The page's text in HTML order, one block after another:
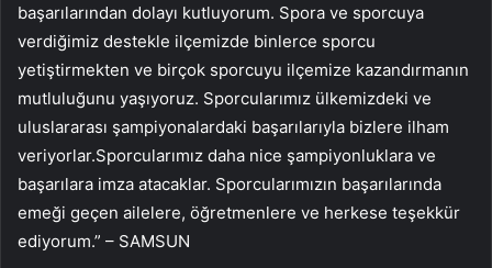
başarılarından dolayı kutluyorum. Spora ve sporcuya
verdiğimiz destekle ilçemizde binlerce sporcu
yetiştirmekten ve birçok sporcuyu ilçemize kazandırmanın
mutluluğunu yaşıyoruz. Sporcularımız ülkemizdeki ve
uluslararası şampiyonalardaki başarılarıyla bizlere ilham
veriyorlar.Sporcularımız daha nice şampiyonluklara ve
başarılara imza atacaklar. Sporcularımızın başarılarında
emeği geçen ailelere, öğretmenlere ve herkese teşekkür
ediyorum.” – SAMSUN